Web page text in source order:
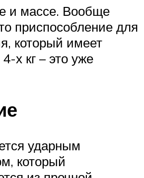
и массе. Вообще
приспособление для
который имеет
х кг – это уже
ударным
который